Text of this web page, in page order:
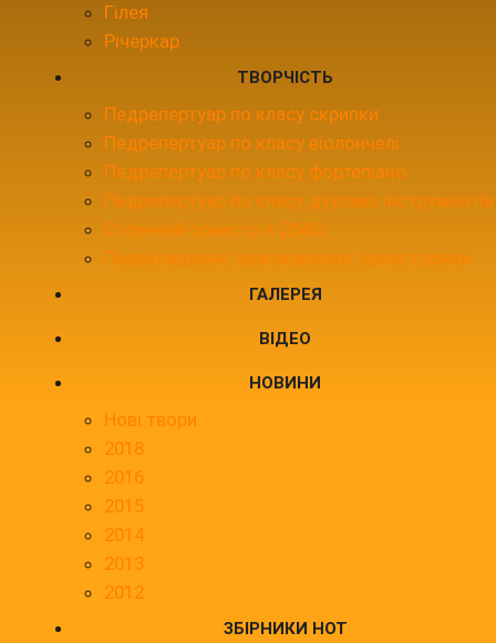
Гілея
Річеркар
ТВОРЧІСТЬ
Педрепертуар по класу скрипки
Педрепертуар по класу віолончелі
Педрепертуар по класу фортепіано
Педрепертуар по класу духових інструментів
Струнний оркестр в ДМШ
Перекладення, аранжировки, оркестровки
ГАЛЕРЕЯ
ВІДЕО
НОВИНИ
Нові твори
2018
2016
2015
2014
2013
2012
ЗБІРНИКИ НОТ